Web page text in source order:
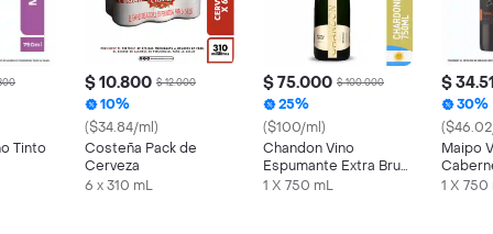
Tinto
$ 10.800 $ 12.000
10%
($34.84/ml)
Costeña Pack de
Cerveza
6 x 310 mL
$ 75.000 $ 100.000
25%
($100/ml)
Chandon Vino
Espumante Extra Brut
750 ml
1 X 750 mL
$
30%
Maipo
1 X 750